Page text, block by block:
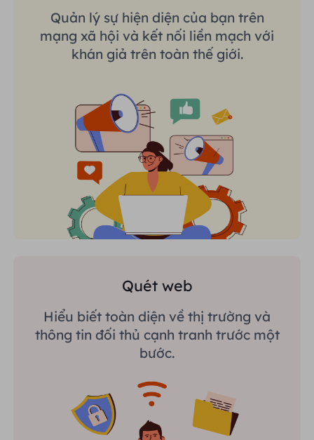
Quản lý sự hiện diện của bạn trên
mạng xã hội và kết nối liền mạch với
khán giả trên toàn thế giới.
Quét web
Hiểu biết toàn diện về thị trường và
thông tin đối thủ cạnh tranh trước một
bước.